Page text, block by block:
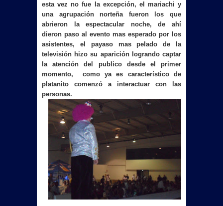
esta vez no fue la excepción, el mariachi y
una agrupación norteña fueron los que
abrieron la espectacular noche, de ahí
dieron paso al evento mas esperado por los
asistentes, el payaso mas pelado de la
televisión hizo su aparición logrando captar
la atención del publico desde el primer
momento, como ya es característico de
platanito comenzó a interactuar con las
personas.